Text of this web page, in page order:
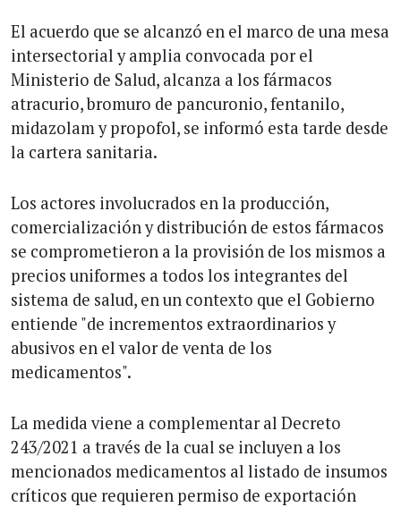
El acuerdo que se alcanzó en el marco de una mesa
intersectorial y amplia convocada por el
Ministerio de Salud, alcanza a los fármacos
atracurio, bromuro de pancuronio, fentanilo,
midazolam y propofol, se informó esta tarde desde
la cartera sanitaria.
Los actores involucrados en la producción,
comercialización y distribución de estos fármacos
se comprometieron a la provisión de los mismos a
precios uniformes a todos los integrantes del
sistema de salud, en un contexto que el Gobierno
entiende "de incrementos extraordinarios y
abusivos en el valor de venta de los
medicamentos".
La medida viene a complementar al Decreto
243/2021 a través de la cual se incluyen a los
mencionados medicamentos al listado de insumos
críticos que requieren permiso de exportación